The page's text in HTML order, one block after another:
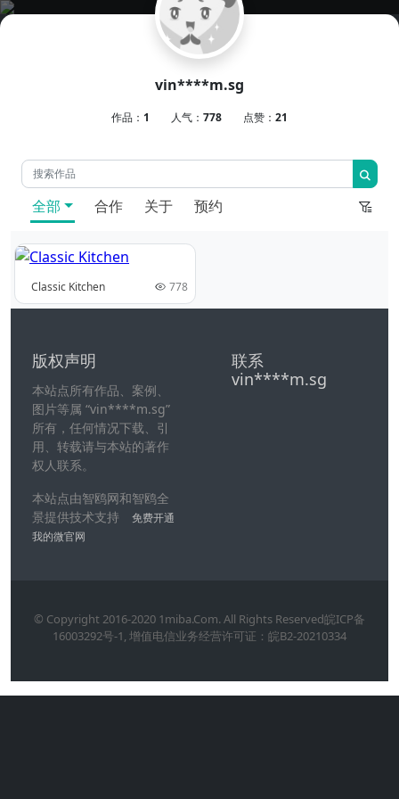
vin****m.sg
作品： 1 人气： 778 点赞： 21
全部 合作 关于 预约
Classic Kitchen 778
版权声明
本站点所有作品、案例、
图片等属 “vin****m.sg”
所有，任何情况下载、引
用、转载请与本站的著作
权人联系。
本站点由智鸥网和智鸥全
景提供技术支持
免费开通
我的微官网
联系
vin****m.sg
© Copyright 2016-2020 1miba.Com. All Rights Reserved皖ICP备
16003292号-1, 增值电信业务经营许可证：皖B2-20210334